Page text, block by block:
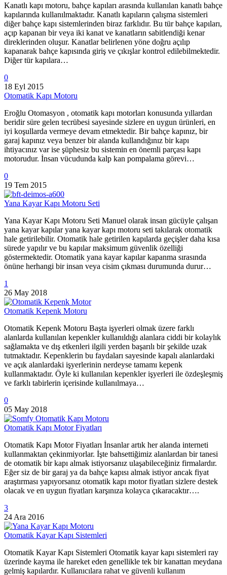
Kanatlı kapı motoru, bahçe kapıları arasında kullanılan kanatlı bahçe
kapılarında kullanılmaktadır. Kanatlı kapıların çalışma sistemleri
diğer bahçe kapı sistemlerinden biraz farklıdır. Bu tür bahçe kapıları,
açıp kapanan bir veya iki kanat ve kanatların sabitlendiği kenar
direklerinden oluşur. Kanatlar belirlenen yöne doğru açılıp
kapanarak bahçe kapısında giriş ve çıkışlar kontrol edilebilmektedir.
Diğer tür kapılara…
0
18 Eyl 2015
Otomatik Kapı Motoru
Eroğlu Otomasyon , otomatik kapı motorları konusunda yıllardan
beridir süre gelen tecrübesi sayesinde sizlere en uygun ürünleri, en
iyi koşullarda vermeye devam etmektedir. Bir bahçe kapınız, bir
garaj kapınız veya benzer bir alanda kullandığınız bir kapı
ihtiyacınız var ise şüphesiz bu sistemin en önemli parçası kapı
motorudur. İnsan vücudunda kalp kan pompalama görevi…
0
19 Tem 2015
Yana Kayar Kapı Motoru Seti
Yana Kayar Kapı Motoru Seti Manuel olarak insan gücüyle çalışan
yana kayar kapılar yana kayar kapı motoru seti takılarak otomatik
hale getirilebilir. Otomatik hale getirilen kapılarda geçişler daha kısa
sürede yapılır ve bu kapılar maksimum güvenlik özelliği
göstermektedir. Otomatik yana kayar kapılar kapanma sırasında
önüne herhangi bir insan veya cisim çıkması durumunda durur…
1
26 May 2018
Otomatik Kepenk Motoru
Otomatik Kepenk Motoru Başta işyerleri olmak üzere farklı
alanlarda kullanılan kepenkler kullanıldığı alanlara ciddi bir kolaylık
sağlamakta ve dış etkenleri ilgili yerden başarılı bir şekilde uzak
tutmaktadır. Kepenklerin bu faydaları sayesinde kapalı alanlardaki
ve açık alanlardaki işyerlerinin nerdeyse tamamı kepenk
kullanmaktadır. Öyle ki kullanılan kepenkler işyerleri ile özdeşleşmiş
ve farklı tabirlerin içerisinde kullanılmaya…
0
05 May 2018
Otomatik Kapı Motor Fiyatları
Otomatik Kapı Motor Fiyatları İnsanlar artık her alanda interneti
kullanmaktan çekinmiyorlar. İşte bahsettiğimiz alanlardan bir tanesi
de otomatik bir kapı almak istiyorsanız ulaşabileceğiniz firmalardır.
Eğer siz de bir garaj ya da bahçe kapısı almak istiyor ancak fiyat
araştırması yapıyorsanız otomatik kapı motor fiyatları sizlere destek
olacak ve en uygun fiyatları karşınıza kolayca çıkaracaktır….
3
24 Ara 2016
Otomatik Kayar Kapı Sistemleri
Otomatik Kayar Kapı Sistemleri Otomatik kayar kapı sistemleri ray
üzerinde kayma ile hareket eden genellikle tek bir kanattan meydana
gelmiş kapılardır. Kullanıcılara rahat ve güvenli kullanım